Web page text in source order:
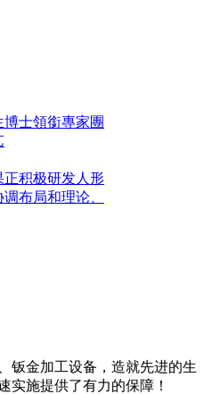
士領銜專家團
积极研发人形
布局和理论、
钣金加工设备，造就先进的生
实施提供了有力的保障！